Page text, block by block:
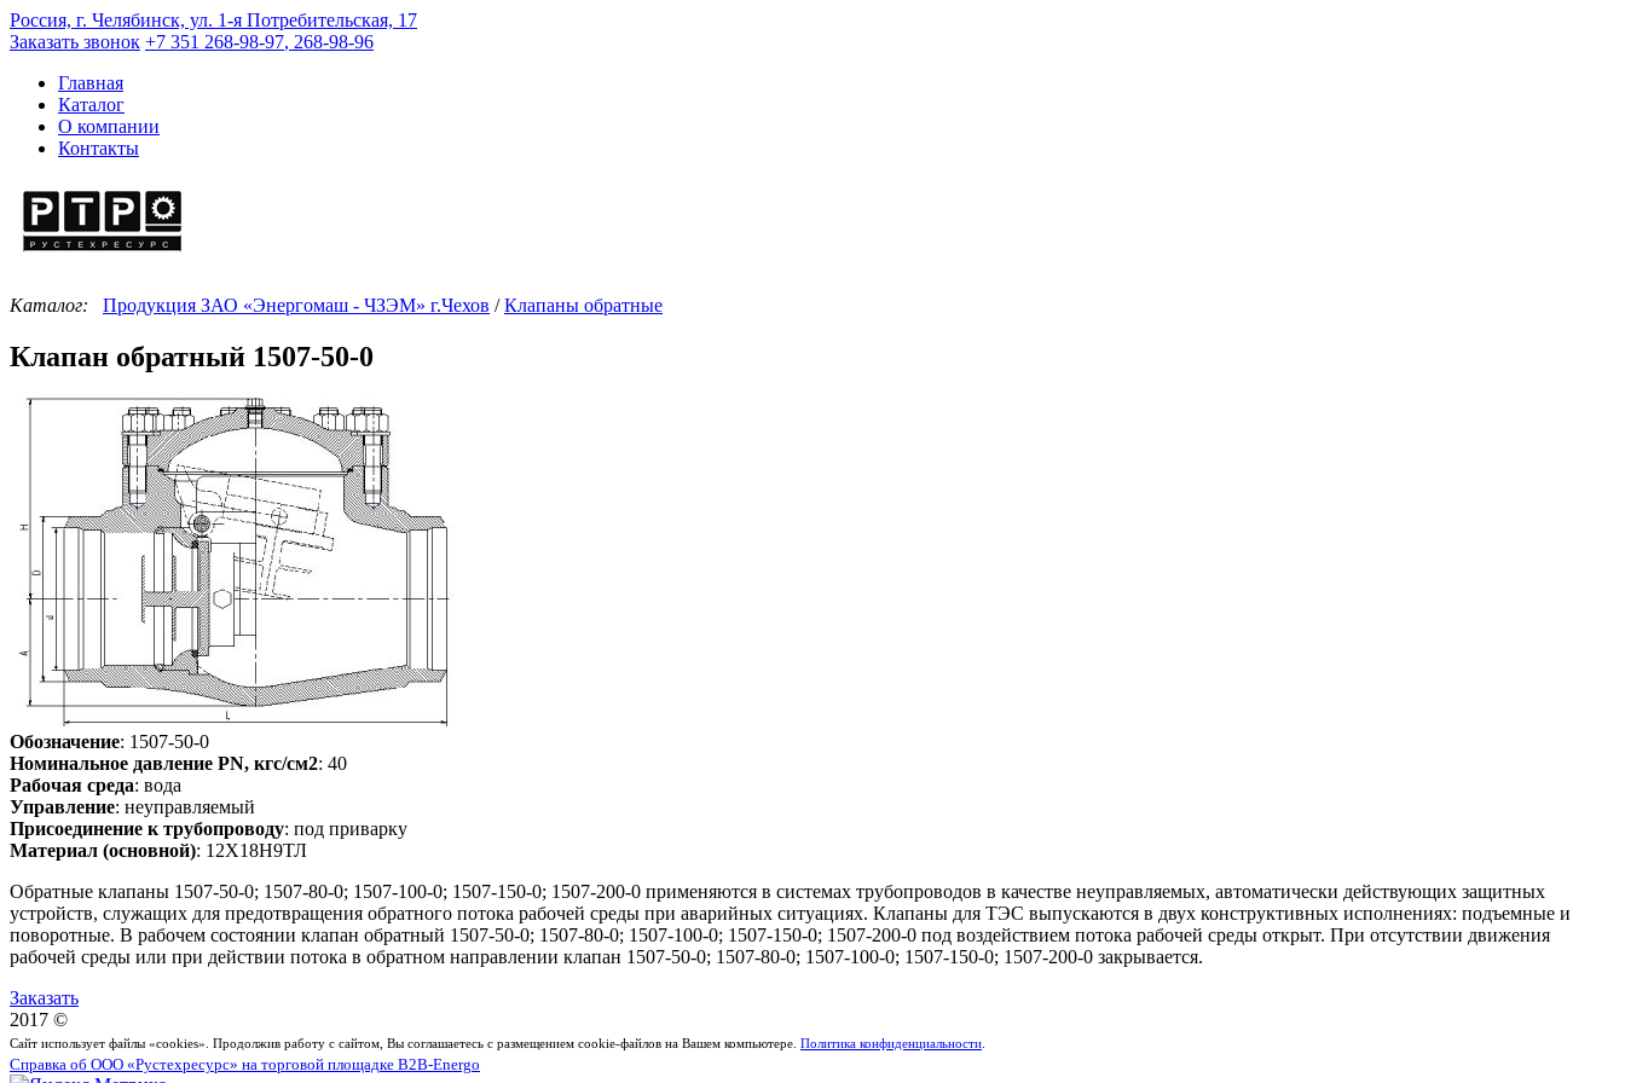
Россия, г. Челябинск, ул. 1-я Потребительская, 17
Заказать звонок +7 351 268-98-97, 268-98-96
Главная
Каталог
О компании
Контакты
Каталог: Продукция ЗАО «Энергомаш - ЧЗЭМ» г.Чехов /Клапаны обратные
Клапан обратный 1507-50-0
Обозначение: 1507-50-0
Номинальное давление PN, кгс/см2: 40
Рабочая среда: вода
Управление: неуправляемый
Присоединение к трубопроводу: под приварку
Материал (основной): 12Х18Н9ТЛ
Обратные клапаны 1507-50-0; 1507-80-0; 1507-100-0; 1507-150-0; 1507-200-0 применяются в системах трубопроводов в качестве неуправляемых, автоматически действующих защитных
устройств, служащих для предотвращения обратного потока рабочей среды при аварийных ситуациях. Клапаны для ТЭС выпускаются в двух конструктивных исполнениях: подъемные и
поворотные. В рабочем состоянии клапан обратный 1507-50-0; 1507-80-0; 1507-100-0; 1507-150-0; 1507-200-0 под воздействием потока рабочей среды открыт. При отсутствии движения
рабочей среды или при действии потока в обратном направлении клапан 1507-50-0; 1507-80-0; 1507-100-0; 1507-150-0; 1507-200-0 закрывается.
Заказать
2017 ©
Сайт использует файлы «cookies». Продолжив работу с сайтом, Вы соглашаетесь с размещением cookie-файлов на Вашем компьютере. Политика конфиденциальности
Справка об ООО «Рустехресурс» на торговой площадке B2B-Energo